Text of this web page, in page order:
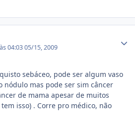
04:0305/15, 2009
sebáceo, pode ser algum vaso
nódulo mas pode ser sim câncer
de mama apesar de muitos
isso) . Corre pro médico, não